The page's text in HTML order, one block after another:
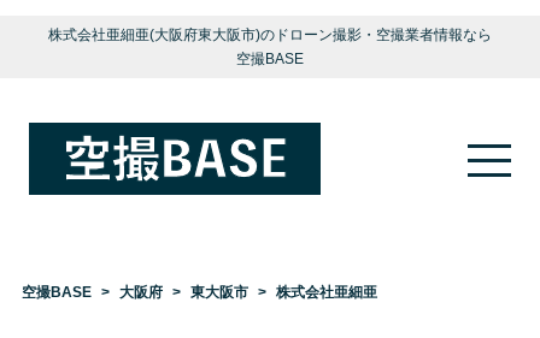
株式会社亜細亜(大阪府東大阪市)のドローン撮影・空撮業者情報なら
空撮BASE
空撮BASE 大阪府 東大阪市 株式会社亜細亜